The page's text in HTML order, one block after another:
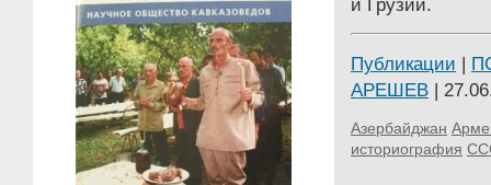
и Грузии.
Публикации |
АРЕШЕВ |
Азербайджан
историография